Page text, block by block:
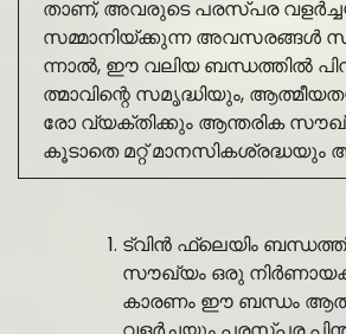
താണ്, അവരുടെ പരസ്പര
സമ്മാനിയ്ക്കുന്ന അവസരങ്ങൾ
ന്നാൽ, ഈ വലിയ ബന്ധത്തിൽ
ത്മാവിന്റെ സമൃദ്ധിയും,
രോ വ്യക്തിക്കും ആന്തരിക
കൂടാതെ മറ്റ്
ട്വിൻ ഫ്ലെയിം
സൗഖ്യം ഒരു
കാരണം ഈ ബന്ധം